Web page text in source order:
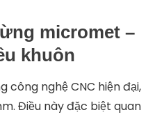
micromet –
khuôn
công nghệ CNC hiện đại,
Điều này đặc biệt quan